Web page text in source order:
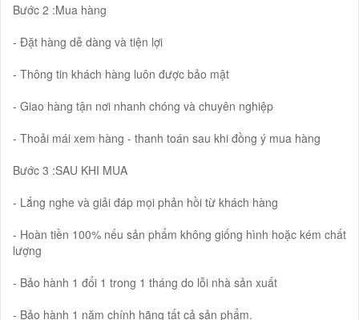
Bước 2 :Mua hàng
- Đặt hàng dễ dàng và tiện lợi
- Thông tin khách hàng luôn được bảo mật
- Giao hàng tận nơi nhanh chóng và chuyên nghiệp
- Thoải mái xem hàng - thanh toán sau khi đồng ý mua hàng
Bước 3 :SAU KHI MUA
- Lắng nghe và giải đáp mọi phản hồi từ khách hàng
- Hoàn tiền 100% nếu sản phẩm không giống hình hoặc kém chất
lượng
- Bảo hành 1 đổi 1 trong 1 tháng do lỗi nhà sản xuất
- Bảo hành 1 năm chính hãng tất cả sản phẩm.